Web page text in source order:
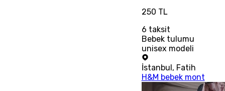
250 TL
6 taksit
Bebek tulumu
unisex modeli
İstanbul , Fatih
H&M bebek mont